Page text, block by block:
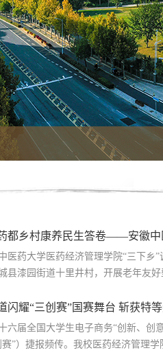
医药大学医药经济管理学院“三下乡
县漆园街道十里井村，开展老年友好
六届全国大学生电子商务“创新、创
赛”）捷报频传。我校医药经济管理学